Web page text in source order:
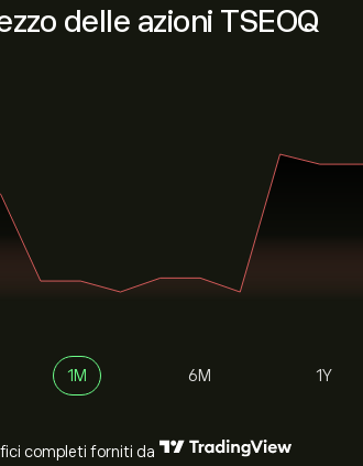
delle azioni TSEOQ
1M 6M 1Y
completi forniti da